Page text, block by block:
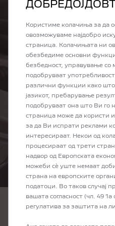
QUEL
Користиме колачиња за да
овозможуваме најдобро
страница. Колачињата ни
обезбедиме основни
безбедност, управување со
подобруваат
различни функции како
јазикот, пребарување
подобруваат она што Ви го
страница може да користи
за да Ви испрати реклами
интересираат. Некои од
процесираат од трети
надвор од Европската
можеби сѐ уште немаат
страна на европските
податоци. Во таков случај
вашата согласност (чл. 49
регулатива за заштита на